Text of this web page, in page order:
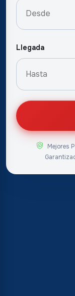
Llegada
Mejores